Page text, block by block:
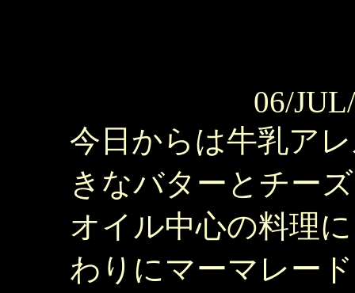
06/
今日からは牛乳ア
きなバターとチー
オイル中心の料理
わりにマーマレー